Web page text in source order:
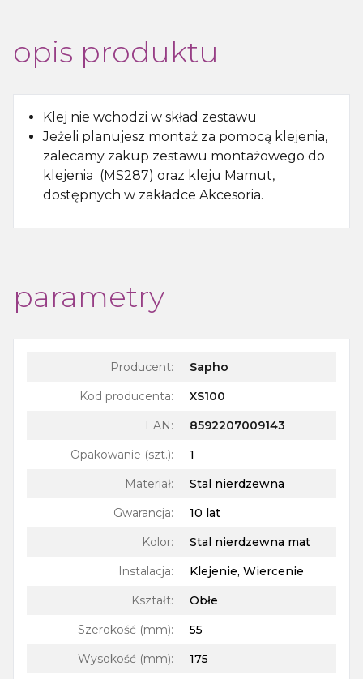
opis produktu
Klej nie wchodzi w skład zestawu
Jeżeli planujesz montaż za pomocą klejenia,
zalecamy zakup zestawu montażowego do
klejenia (MS287) oraz kleju Mamut,
dostępnych w zakładce Akcesoria.
parametry
Producent:
Sapho
Kod producenta:
XS100
EAN:
8592207009143
Opakowanie (szt.):
1
Materiał:
Stal nierdzewna
Gwarancja:
10 lat
Kolor:
Stal nierdzewna mat
Instalacja:
Klejenie, Wiercenie
Kształt:
Obłe
Szerokość (mm):
55
Wysokość (mm):
175